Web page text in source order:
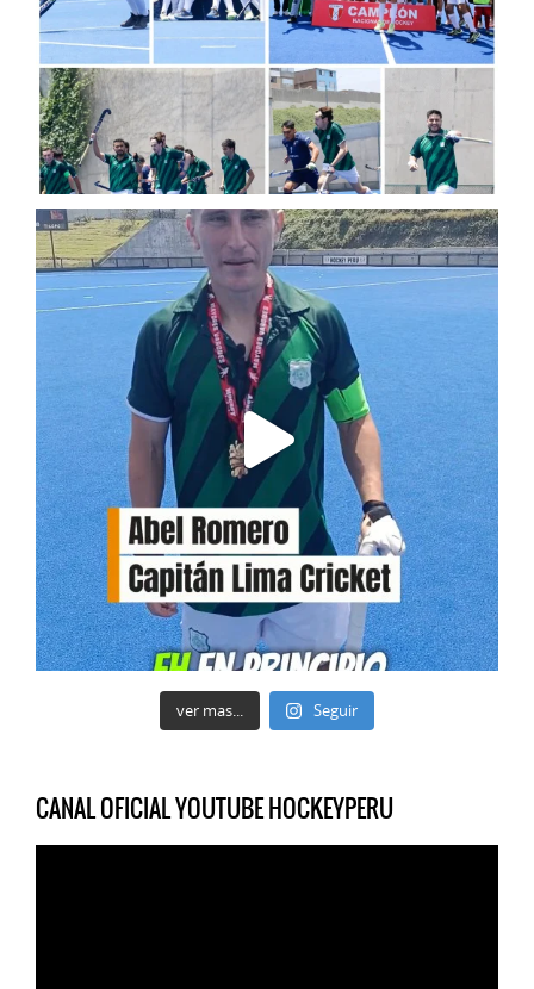
ver mas... Seguir
CANAL OFICIAL YOUTUBE HOCKEYPERU